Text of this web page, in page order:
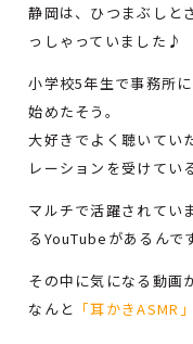
静岡は、ひつまぶしと
っしゃっていました♪
小学校5年生で事務所
始めたそう。
大好きでよく聴いてい
レーションを受けてい
マルチで活躍されてい
るYouTubeがあるんで
その中に気になる動画
なんと 「耳かきASMR」